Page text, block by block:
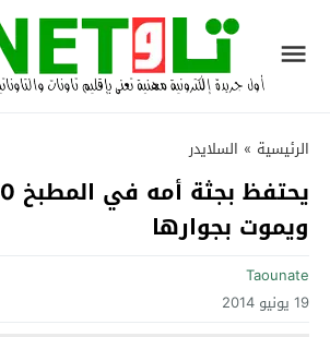
الرئيسية » السلايدر
ويموت بجوارها
Taounate
19 يونيو 2014